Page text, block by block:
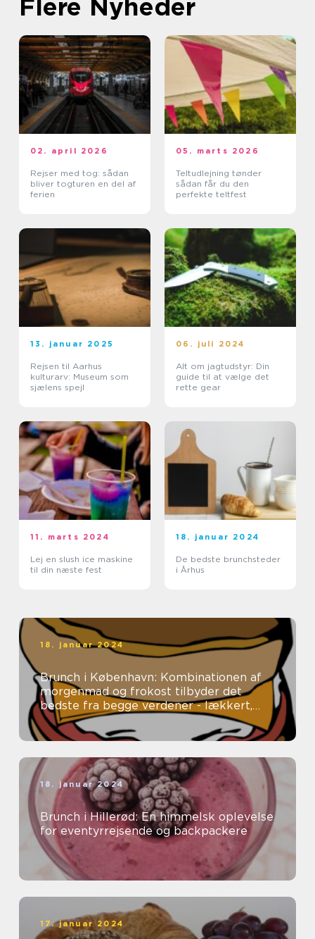
Flere Nyheder
02. april 2026
Rejser med tog: sådan
bliver togturen en del af
ferien
05. marts 2026
Teltudlejning tønder
sådan får du den
perfekte teltfest
13. januar 2025
Rejsen til Aarhus
kulturarv: Museum som
sjælens spejl
06. juli 2024
Alt om jagtudstyr: Din
guide til at vælge det
rette gear
11. marts 2024
Lej en slush ice maskine
til din næste fest
18. januar 2024
De bedste brunchsteder
i Århus
18. januar 2024
Brunch i København: Kombinationen af
morgenmad og frokost tilbyder det
bedste fra begge verdener - lækkert,
tilfredsstillende mad uden en fastlagt
spi...
18. januar 2024
Brunch i Hillerød: En himmelsk oplevelse
for eventyrrejsende og backpackere
17. januar 2024